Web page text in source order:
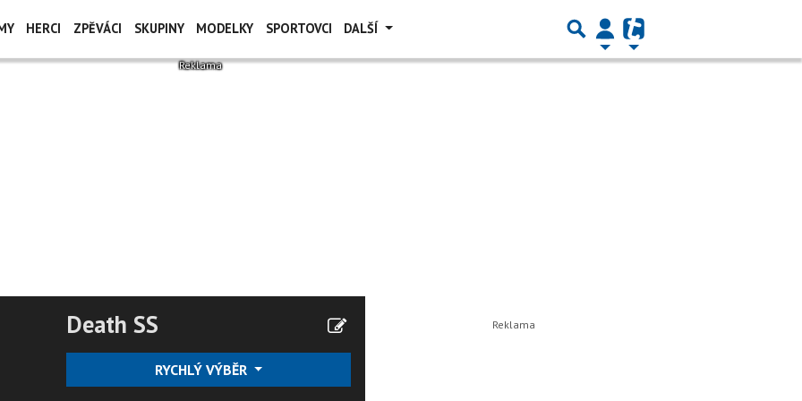
HERCI ZPĚVÁCI SKUPINY MODELKY SPORTOVCI DALŠÍ
Death SS
RYCHLÝ VÝBĚR